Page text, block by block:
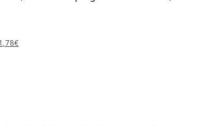
5 étoiles Nombre total d'avis: 9